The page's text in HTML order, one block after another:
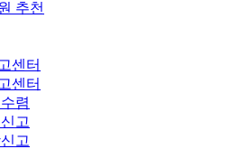
추천
센터
센터
렴
고
고